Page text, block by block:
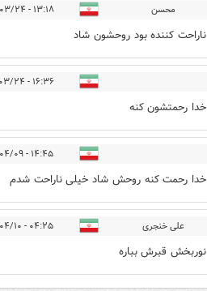
محسن ۱۳:۱۸ - ۱۴۰۵/۰۳/۲۴
ناراحت کننده بود روحشون شاد
۱۶:۳۶ - ۱۴۰۵/۰۳/۲۴
خدا رحمتشون کنه
۱۴:۴۵ - ۱۴۰۵/۰۴/۰۹
خدا رحمت کنه روحش شاد خیلی ناراحت شدم
علی خنجری ۰۴:۲۵ - ۱۴۰۵/۰۴/۱۰
نوربخش قبرش بباره